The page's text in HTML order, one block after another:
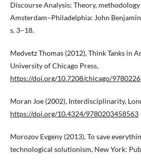
Discourse Analysis: Theory,
Amsterdam–Philadelphia: John
s. 3–18.
Medvetz Thomas (2012), Think Tanks in
University of Chicago Press,
https://doi.org/10.7208/chicago/
Moran Joe (2002), Interdisciplinarity,
https://doi.org/10.4324/9780203458563
Morozov Evgeny (2013), To save
technological solutionism, New York: